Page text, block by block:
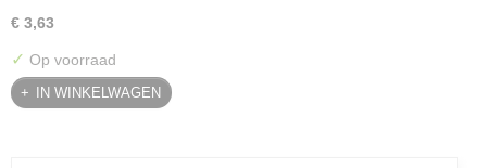
€ 3,63
✓ Op voorraad
IN WINKELWAGEN